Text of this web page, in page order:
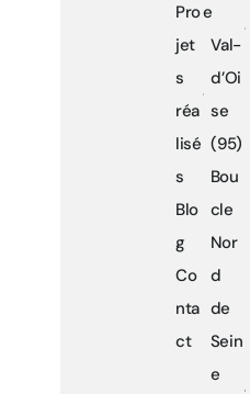
Pro
jet
s
réa
lisé
s
Blo
g
Co
nta
ct
e
Val-
d’Oi
se
(95)
Bou
cle
Nor
d
de
Sein
e